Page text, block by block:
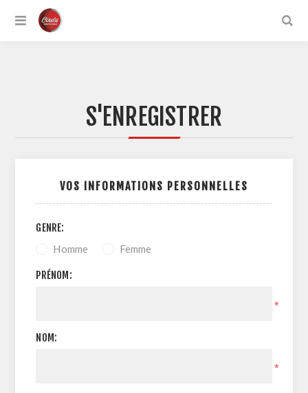
S'ENREGISTRER
VOS INFORMATIONS PERSONNELLES
GENRE:
Homme Femme
PRÉNOM:
*
NOM:
*